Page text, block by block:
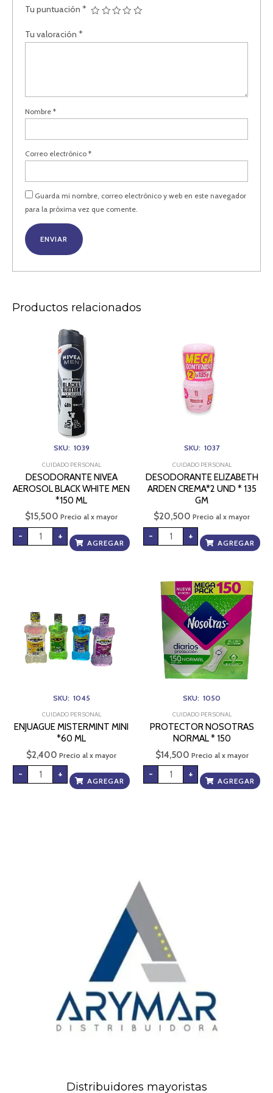
Tu puntuación*
Tu valoración*
Nombre*
Correo electrónico*
Guarda mi nombre, correo electrónico y web en este navegador
para la próxima vez que comente.
Productos relacionados
SKU: 1039
CUIDADO PERSONAL
DESODORANTE NIVEA
AEROSOL BLACK WHITE MEN
*150 ML
$15,500 Precio al x mayor
-
AEROSOL
+
AGREGAR
SKU: 1037
CUIDADO PERSONAL
DESODORANTE ELIZABETH
ARDEN CREMA*2 UND * 135
GM
$20,500 Precio al x mayor
-
CREMA*2
cantidad
+
AGREGAR
SKU: 1045
CUIDADO PERSONAL
ENJUAGUE MISTERMINT MINI
*60 ML
$2,400 Precio al x mayor
-
cantidad
+
AGREGAR
SKU: 1050
CUIDADO PERSONAL
PROTECTOR NOSOTRAS
NORMAL * 150
$14,500 Precio al x mayor
-
NOSOTRAS
NORMAL
150
cantidad
+
AGREGAR
Distribuidores mayoristas